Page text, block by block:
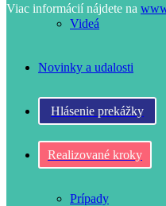
Videá
Novinky a udalosti
Hlásenie prekážky
Realizované kroky
Prípady
Viac informácií nájdete na